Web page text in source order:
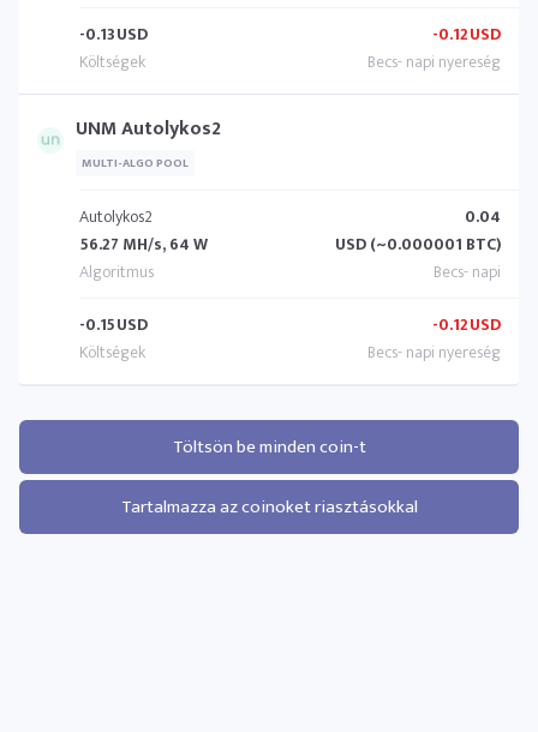
-0.13USD -0.12USD
UNM Autolykos2
MULTI-ALGO POOL
Autolykos2
56.27 MH/s, 64 W
0.04
USD (~0.000001 BTC)
-0.15USD -0.12USD
Töltsön be minden coin-t
Tartalmazza az coinoket riasztásokkal